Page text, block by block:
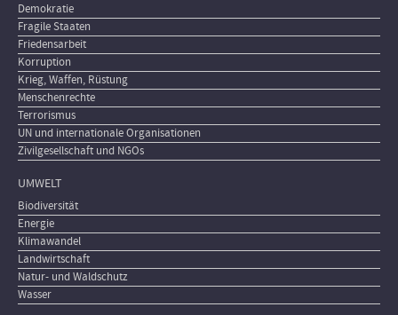
Demokratie
Fragile Staaten
Friedensarbeit
Korruption
Krieg, Waffen, Rüstung
Menschenrechte
Terrorismus
UN und internationale Organisationen
Zivilgesellschaft und NGOs
UMWELT
Biodiversität
Energie
Klimawandel
Landwirtschaft
Natur- und Waldschutz
Wasser